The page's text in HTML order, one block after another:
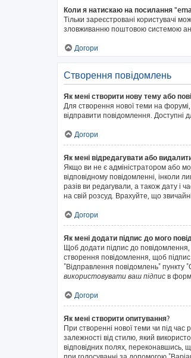
Коли я натискаю на посилання
Тільки зареєстровані користувачі
зловживанню поштовою системою
Догори
Створення повідомлень
Як мені створити нову тему або
Для створення нової теми на
відправити повідомлення. Доступні
Догори
Як мені відредагувати або
Якщо ви не є адміністратором або
відповідному повідомленні, інколи
разів ви редагували, а також дату і
на свій розсуд. Врахуйте, що
Догори
Як мені додати підпис до мого
Щоб додати підпис до повідомлення,
створення повідомлення, щоб
"Відправлення повідомлень"
використовувати ваш підпис в
Догори
Як мені створити опитування?
При створенні нової теми чи під
залежності від стилю, який
відповідних полях, переконавшись,